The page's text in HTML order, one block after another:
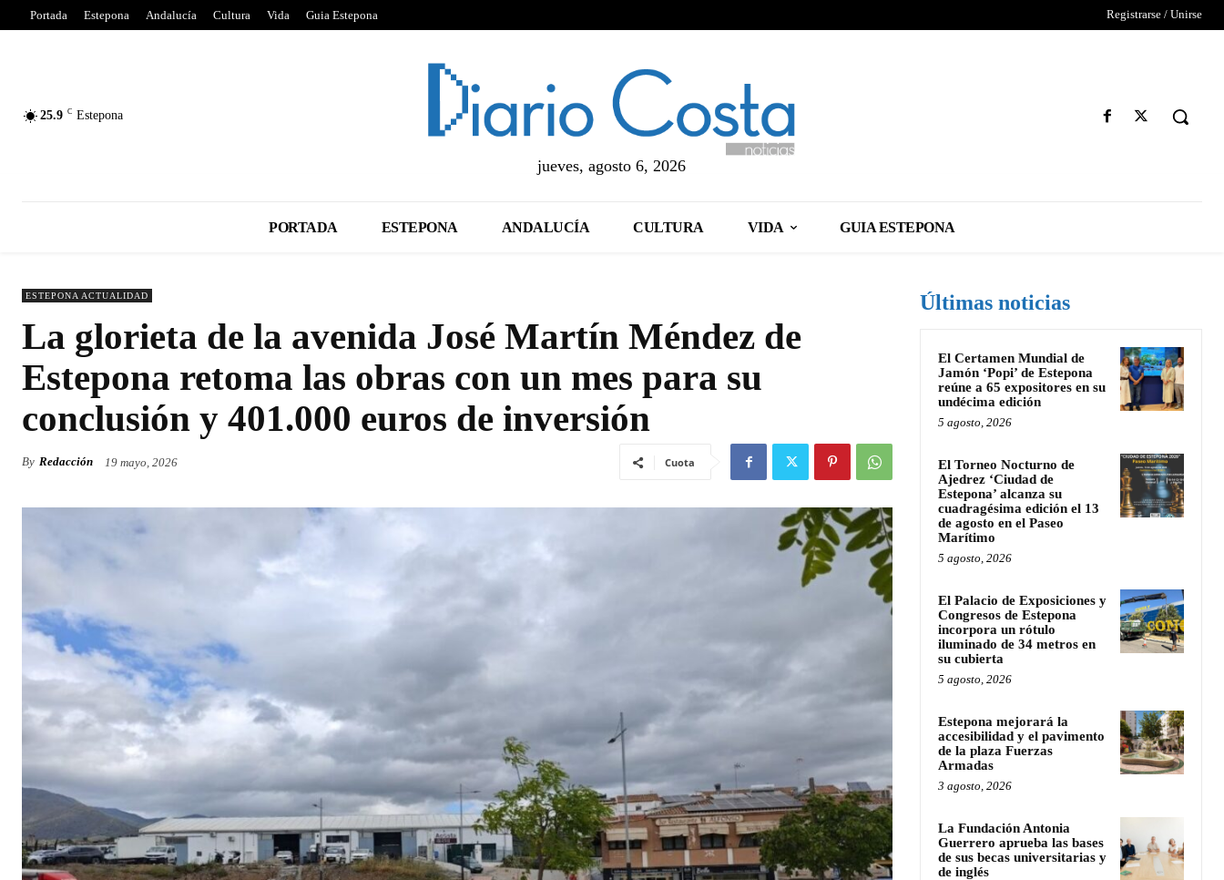
Portada Estepona Andalucía Cultura Vida Guia Estepona Registrarse / Unirse
25.9 C Estepona
jueves, agosto 6, 2026
PORTADA ESTEPONA ANDALUCÍA CULTURA VIDA GUIA ESTEPONA
ESTEPONA ACTUALIDAD
La glorieta de la avenida José Martín Méndez de
Estepona retoma las obras con un mes para su
conclusión y 401.000 euros de inversión
By Redacción 19 mayo, 2026 Cuota
Últimas noticias
El Certamen Mundial de
Jamón ‘Popi’ de Estepona
reúne a 65 expositores en su
undécima edición
5 agosto, 2026
El Torneo Nocturno de
Ajedrez ‘Ciudad de
Estepona’ alcanza su
cuadragésima edición el 13
de agosto en el Paseo
Marítimo
5 agosto, 2026
El Palacio de Exposiciones y
Congresos de Estepona
incorpora un rótulo
iluminado de 34 metros en
su cubierta
5 agosto, 2026
Estepona mejorará la
accesibilidad y el pavimento
de la plaza Fuerzas
Armadas
3 agosto, 2026
La Fundación Antonia
Guerrero aprueba las bases
de sus becas universitarias y
de inglés